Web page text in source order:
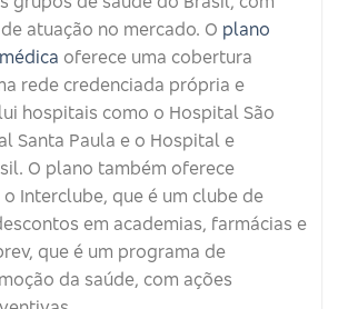
atuação no mercado. O plano
oferece uma cobertura
rede credenciada própria e
hospitais como o Hospital São
Santa Paula e o Hospital e
O plano também oferece
Interclube, que é um clube de
em academias, farmácias e
que é um programa de
da saúde, com ações